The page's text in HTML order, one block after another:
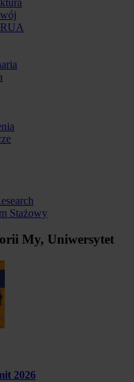
Stażowy
My, Uniwersytet
2026